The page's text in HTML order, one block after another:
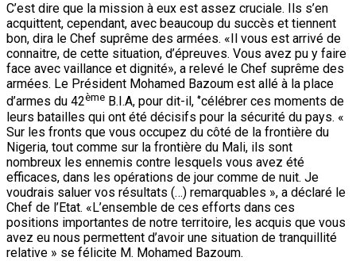
C’est dire que la mission à eux est assez cruciale. Ils s’en
acquittent, cependant, avec beaucoup du succès et tiennent
bon, dira le Chef suprême des armées. «Il vous est arrivé de
connaitre, de cette situation, d’épreuves. Vous avez pu y faire
face avec vaillance et dignité», a relevé le Chef suprême des
armées. Le Président Mohamed Bazoum est allé à la place
d’armes du 42ème B.I.A, pour dit-il, ‘’célébrer ces moments de
leurs batailles qui ont été décisifs pour la sécurité du pays. «
Sur les fronts que vous occupez du côté de la frontière du
Nigeria, tout comme sur la frontière du Mali, ils sont
nombreux les ennemis contre lesquels vous avez été
efficaces, dans les opérations de jour comme de nuit. Je
voudrais saluer vos résultats (…) remarquables », a déclaré le
Chef de l’Etat. «L’ensemble de ces efforts dans ces
positions importantes de notre territoire, les acquis que vous
avez eu nous permettent d’avoir une situation de tranquillité
relative » se félicite M. Mohamed Bazoum.